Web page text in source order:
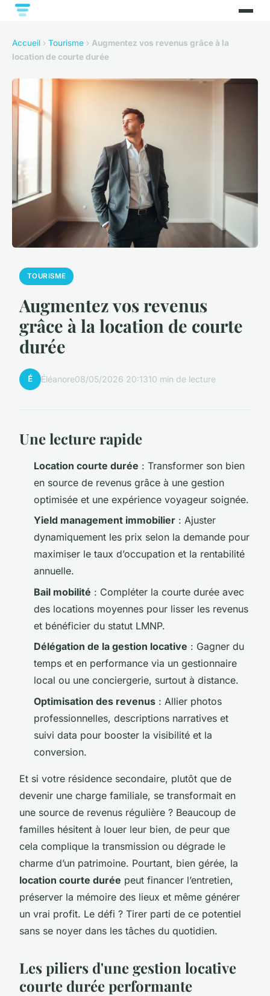
Accueil › Tourisme › Augmentez vos revenus grâce à la
location de courte durée
TOURISME
Augmentez vos revenus
grâce à la location de courte
durée
É Éléanore08/05/2026 20:1310 min de lecture
Une lecture rapide
Location courte durée : Transformer son bien
en source de revenus grâce à une gestion
optimisée et une expérience voyageur soignée.
Yield management immobilier : Ajuster
dynamiquement les prix selon la demande pour
maximiser le taux d’occupation et la rentabilité
annuelle.
Bail mobilité : Compléter la courte durée avec
des locations moyennes pour lisser les revenus
et bénéficier du statut LMNP.
Délégation de la gestion locative : Gagner du
temps et en performance via un gestionnaire
local ou une conciergerie, surtout à distance.
Optimisation des revenus : Allier photos
professionnelles, descriptions narratives et
suivi data pour booster la visibilité et la
conversion.
Et si votre résidence secondaire, plutôt que de
devenir une charge familiale, se transformait en
une source de revenus régulière ? Beaucoup de
familles hésitent à louer leur bien, de peur que
cela complique la transmission ou dégrade le
charme d’un patrimoine. Pourtant, bien gérée, la
location courte durée peut financer l’entretien,
préserver la mémoire des lieux et même générer
un vrai profit. Le défi ? Tirer parti de ce potentiel
sans se noyer dans les tâches du quotidien.
Les piliers d'une gestion locative
courte durée performante